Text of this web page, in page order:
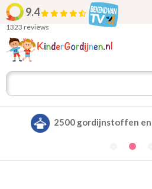
9.4
1323 reviews
Alle gordijnen